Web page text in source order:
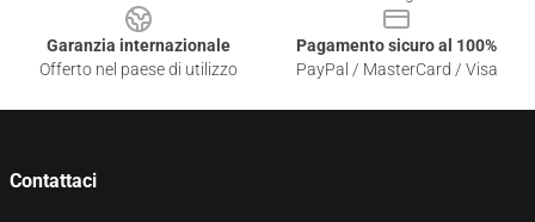
Garanzia internazionale
Offerto nel paese di utilizzo
Pagamento sicuro al 100%
PayPal / MasterCard / Visa
Contattaci